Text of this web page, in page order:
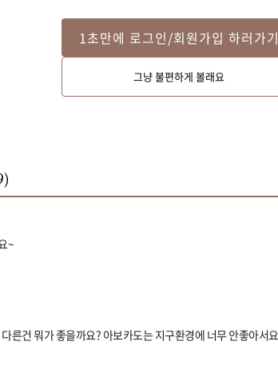
1초만에 로그인/회원가입 하러가기
그냥 불편하게 볼래요
)
~
른건 뭐가 좋을까요? 아보카도는 지구환경에 너무 안좋아서요